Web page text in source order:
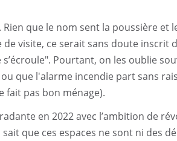
que le nom sent la poussière et
de visite, ce serait sans doute inscrit
Pourtant, on les oublie
que l'alarme incendie part sans
fait pas bon ménage).
en 2022 avec l’ambition de
que ces espaces ne sont ni des